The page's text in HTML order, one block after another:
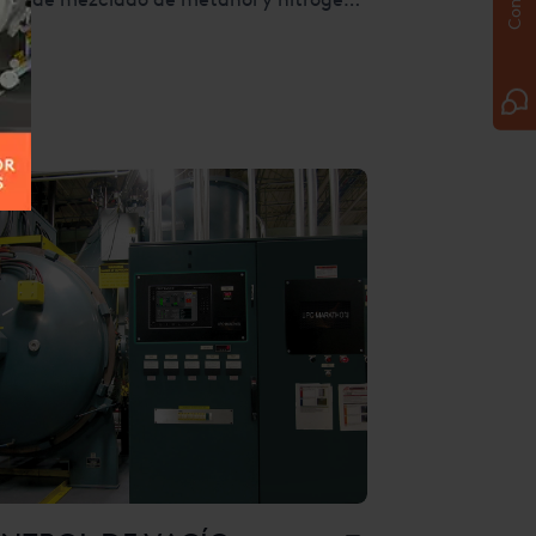
automatizado para la
de atmósferas para hornos de
térmico. SmartMeth™ presenta
táctil. Este sistema pionero con
de caudal integrado establece
los caudales de nitrógeno
según la concentración
de CO deseada en el horno.